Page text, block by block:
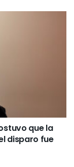
que la
disparo fue